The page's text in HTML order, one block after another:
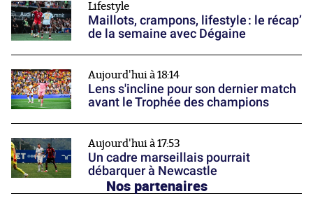
Lifestyle
Maillots, crampons, lifestyle : le récap’
de la semaine avec Dégaine
Aujourd'hui à 18:14
Lens s'incline pour son dernier match
avant le Trophée des champions
Aujourd'hui à 17:53
Un cadre marseillais pourrait
débarquer à Newcastle
Nos partenaires